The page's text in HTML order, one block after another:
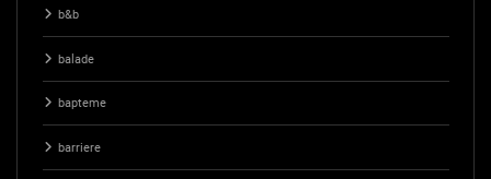
b&b
balade
bapteme
barriere